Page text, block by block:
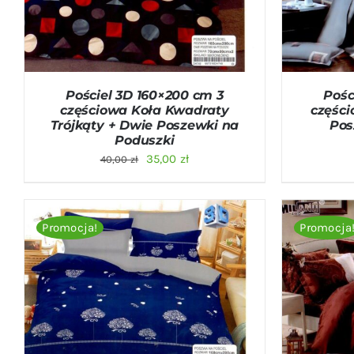
Pościel 3D 160×200 cm 3
częściowa Koła Kwadraty
Trójkąty + Dwie Poszewki na
Poduszki
40,00zł
Pierwotna
wynosiła:
35,00 złAktualna
wynosi:
35,00 zł.
Promocja!
DODAJ DO KOSZYKA / QUICK VIEW
Promocja!
DODAJ